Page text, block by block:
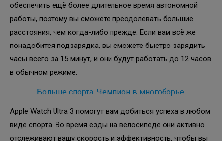
обеспечить ещё более длительное время автономной
работы, поэтому вы сможете преодолевать большие
расстояния, чем когда-либо прежде. Если вам всё же
понадобится подзарядка, вы сможете быстро зарядить
часы всего за 15 минут, и они будут работать до 12 часов
в обычном режиме.
Больше спорта. Чемпион в многоборье.
Apple Watch Ultra 3 помогут вам добиться успеха в любом
виде спорта. Во время езды на велосипеде они активно
отслеживают вашу скорость и эффективность, чтобы вы